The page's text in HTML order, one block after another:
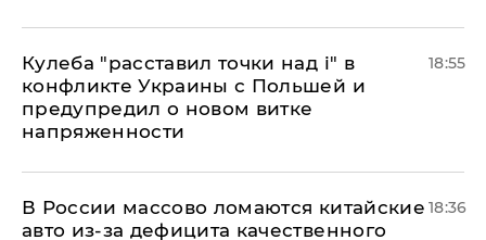
Кулеба "расставил точки над і" в
конфликте Украины с Польшей и
предупредил о новом витке
напряженности
18:55
В России массово ломаются китайские
авто из-за дефицита качественного
18:36